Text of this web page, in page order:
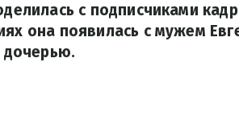
с подписчиками
она появилась с мужем
дочерью.